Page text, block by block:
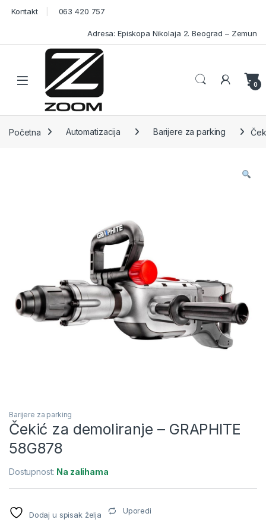
Skip to navigation
Skip to content
Kontakt 063 420 757
Adresa: Episkopa Nikolaja 2. Beograd – Zemun
Open 0
Početna Automatizacija Barijere za parking
Barijere za parking
Čekić za demoliranje – GRAPHITE
58G878
Dostupnost: Na zalihama
Dodaj u spisak želja Uporedi